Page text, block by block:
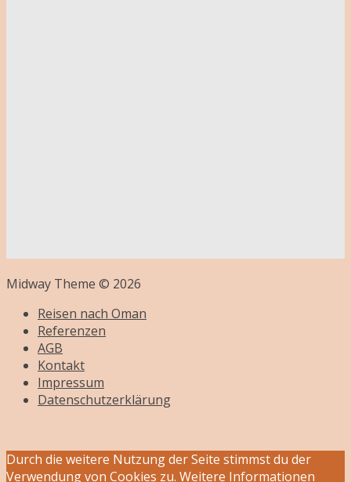
Midway Theme © 2026
Reisen nach Oman
Referenzen
AGB
Kontakt
Impressum
Datenschutzerklärung
Durch die weitere Nutzung der Seite stimmst du der
Verwendung von Cookies zu. Weitere Informationen